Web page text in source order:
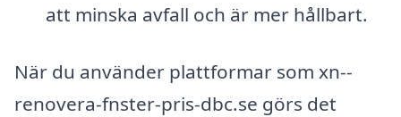
att minska avfall och är mer hållbart.
När du använder plattformar som xn--
renovera-fnster-pris-dbc.se görs det